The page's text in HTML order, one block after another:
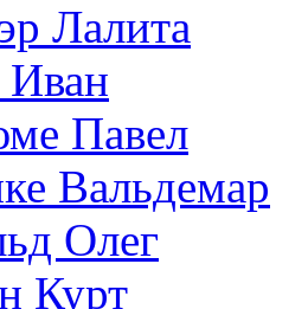
Лалита
Иван
Павел
Вальдемар
Олег
Курт